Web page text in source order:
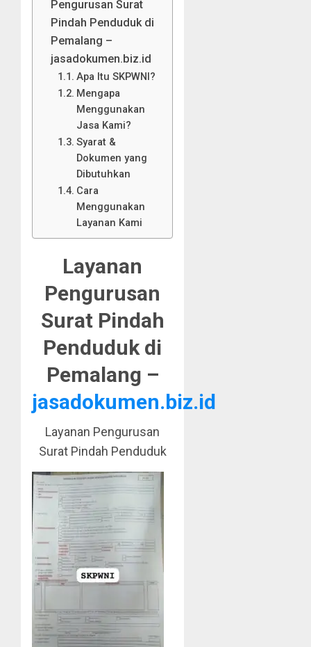
Pengurusan Surat
Pindah Penduduk di
Pemalang –
jasadokumen.biz.id
Apa Itu SKPWNI?
Mengapa
Menggunakan
Jasa Kami?
Syarat &
Dokumen yang
Dibutuhkan
Cara
Menggunakan
Layanan Kami
Layanan
Pengurusan
Surat Pindah
Penduduk di
Pemalang –
jasadokumen.biz.id
Layanan Pengurusan
Surat Pindah Penduduk